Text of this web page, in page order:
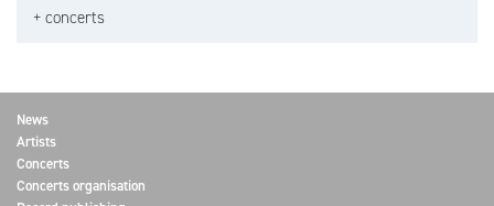
+ concerts
News
Artists
Concerts
Concerts organisation